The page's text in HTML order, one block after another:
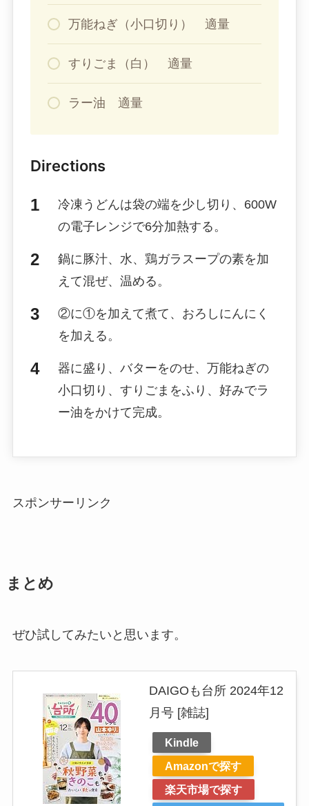
万能ねぎ（小口切り） 適量
すりごま（白） 適量
ラー油 適量
Directions
冷凍うどんは袋の端を少し切り、600W
の電子レンジで6分加熱する。
鍋に豚汁、水、鶏ガラスープの素を加
えて混ぜ、温める。
②に①を加えて煮て、おろしにんにく
を加える。
器に盛り、バターをのせ、万能ねぎの
小口切り、すりごまをふり、好みでラ
ー油をかけて完成。
スポンサーリンク
まとめ
ぜひ試してみたいと思います。
DAIGOも台所 2024年12
月号 [雑誌]
Kindle
Amazonで探す
楽天市場で探す